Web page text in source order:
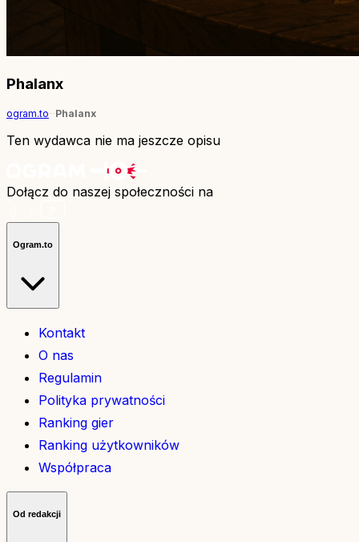
Phalanx
ogram.to Phalanx
Ten wydawca nie ma jeszcze opisu
Dołącz do naszej społeczności na
Ogram.to
Kontakt
O nas
Regulamin
Polityka prywatności
Ranking gier
Ranking użytkowników
Współpraca
Od redakcji